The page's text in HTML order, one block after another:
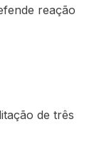
reação
de três